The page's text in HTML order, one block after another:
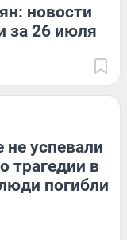
новости
за 26 июля
успевали
трагедии в
погибли